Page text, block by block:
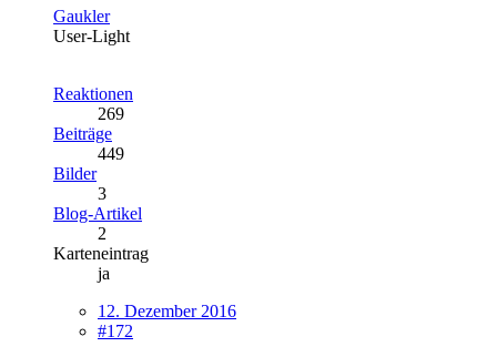
Gaukler
User-Light
Reaktionen
269
Beiträge
449
Bilder
3
Blog-Artikel
2
Karteneintrag
ja
12. Dezember 2016
#172